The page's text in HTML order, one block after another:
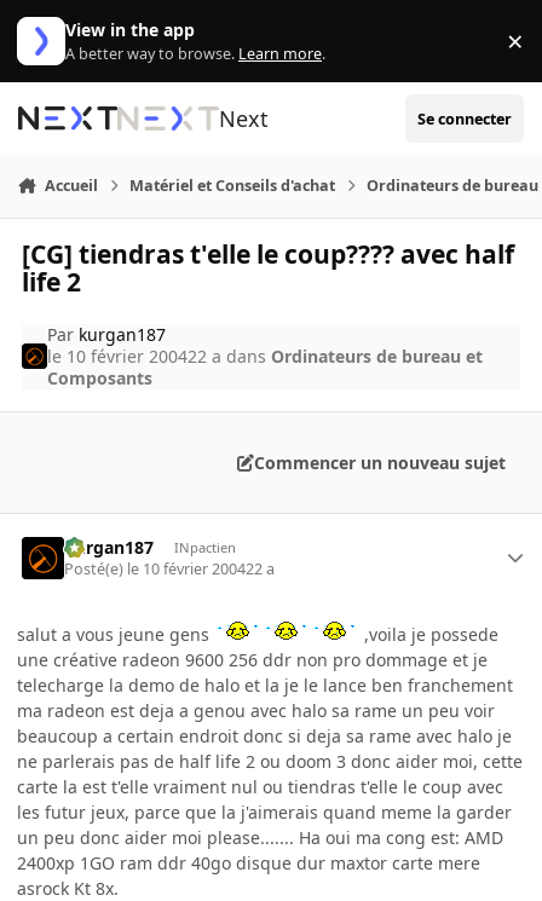
Aller au contenu
View in the app
A better way to browse. Learn more. ×
Next Se connecter
Accueil Matériel et Conseils d'achat Ordinateurs de bureau
[CG] tiendras t'elle le coup???? avec half
life 2
Par kurgan187
le 10 février 200422 a dans Ordinateurs de bureau et
Composants
Commencer un nouveau sujet
kurgan187 INpactien
Posté(e) le 10 février 200422 a
salut a vous jeune gens
,voila je possede
une créative radeon 9600 256 ddr non pro dommage et je
telecharge la demo de halo et la je le lance ben franchement
ma radeon est deja a genou avec halo sa rame un peu voir
beaucoup a certain endroit donc si deja sa rame avec halo je
ne parlerais pas de half life 2 ou doom 3 donc aider moi, cette
carte la est t'elle vraiment nul ou tiendras t'elle le coup avec
les futur jeux, parce que la j'aimerais quand meme la garder
un peu donc aider moi please....... Ha oui ma cong est: AMD
2400xp 1GO ram ddr 40go disque dur maxtor carte mere
asrock Kt 8x.